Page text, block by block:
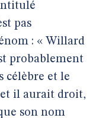
pas
: « Willard
probablement
célèbre et le
il aurait droit,
son nom